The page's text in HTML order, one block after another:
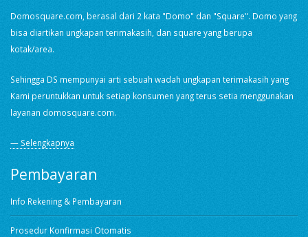
Domosquare.com, berasal dari 2 kata "Domo" dan "Square". Domo yang
bisa diartikan ungkapan terimakasih, dan square yang berupa
kotak/area.
Sehingga DS mempunyai arti sebuah wadah ungkapan terimakasih yang
Kami peruntukkan untuk setiap konsumen yang terus setia menggunakan
layanan domosquare.com.
— Selengkapnya
Pembayaran
Info Rekening & Pembayaran
Prosedur Konfirmasi Otomatis